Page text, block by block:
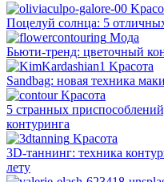
Поцелуй солнца: 5
Мода
Бьюти-тренд: цветочный
Kрасота
Sandbag: новая техника
Kрасота
5 странных
контуринга
Kрасота
3D-таннинг: техника
лету